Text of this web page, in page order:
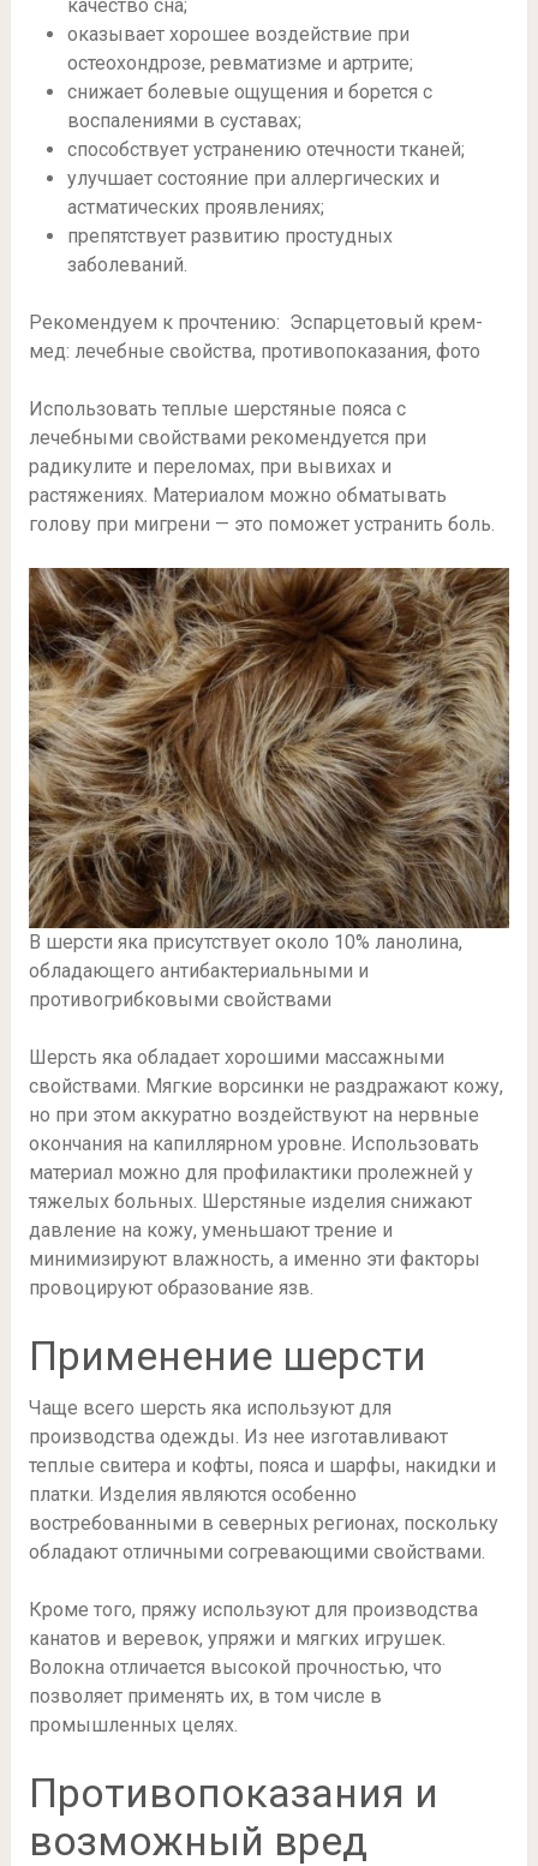
качество сна;
оказывает хорошее воздействие при
остеохондрозе, ревматизме и артрите;
снижает болевые ощущения и борется с
воспалениями в суставах;
способствует устранению отечности тканей;
улучшает состояние при аллергических и
астматических проявлениях;
препятствует развитию простудных
заболеваний.
Рекомендуем к прочтению: Эспарцетовый крем-
мед: лечебные свойства, противопоказания, фото
Использовать теплые шерстяные пояса с
лечебными свойствами рекомендуется при
радикулите и переломах, при вывихах и
растяжениях. Материалом можно обматывать
голову при мигрени — это поможет устранить боль.
В шерсти яка присутствует около 10% ланолина,
обладающего антибактериальными и
противогрибковыми свойствами
Шерсть яка обладает хорошими массажными
свойствами. Мягкие ворсинки не раздражают кожу,
но при этом аккуратно воздействуют на нервные
окончания на капиллярном уровне. Использовать
материал можно для профилактики пролежней у
тяжелых больных. Шерстяные изделия снижают
давление на кожу, уменьшают трение и
минимизируют влажность, а именно эти факторы
провоцируют образование язв.
Применение шерсти
Чаще всего шерсть яка используют для
производства одежды. Из нее изготавливают
теплые свитера и кофты, пояса и шарфы, накидки и
платки. Изделия являются особенно
востребованными в северных регионах, поскольку
обладают отличными согревающими свойствами.
Кроме того, пряжу используют для производства
канатов и веревок, упряжи и мягких игрушек.
Волокна отличается высокой прочностью, что
позволяет применять их, в том числе в
промышленных целях.
Противопоказания и
возможный вред